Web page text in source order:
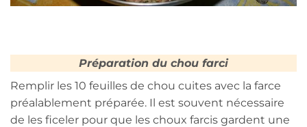
Préparation du chou farci
Remplir les 10 feuilles de chou cuites avec la farce
préalablement préparée. Il est souvent nécessaire
de les ficeler pour que les choux farcis gardent une